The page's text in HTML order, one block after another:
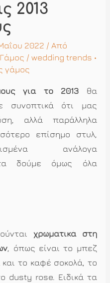
2013
2022 / Από
/wedding trends •
γάμος
για το 2013 θα
συνοπτικά ότι μας
αλλά παράλληλα
επίσημο στυλ,
ανάλογα
τα δούμε όμως όλα
χρωματικά στη
, όπως είναι το μπεζ
το καφέ σοκολά, το
dusty rose. Ειδικά τα